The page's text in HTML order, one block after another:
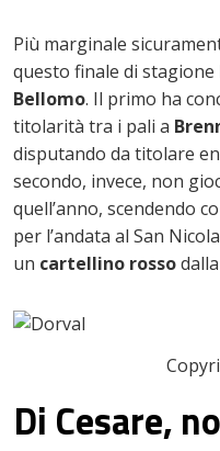
Più marginale
questo finale di stagione
Bellomo. Il primo ha
titolarità tra i pali a
disputando da titolare
secondo, invece, non
quell’anno, scendendo
per l’andata al San
un cartellino rosso
Di Cesare,